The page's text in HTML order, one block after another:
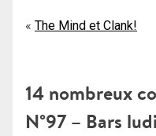
Navigation
l’article
The Mind et Clank!
14 nombreux
N°97 – Bars